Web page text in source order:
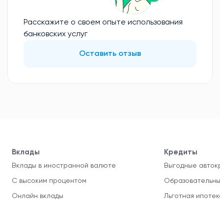
Расскажите о своем опыте использования
банковских услуг
Оставить отзыв
Вклады
Вклады в иностранной валюте
С высоким процентом
Онлайн вклады
Кредиты
Выгодные
Льготная